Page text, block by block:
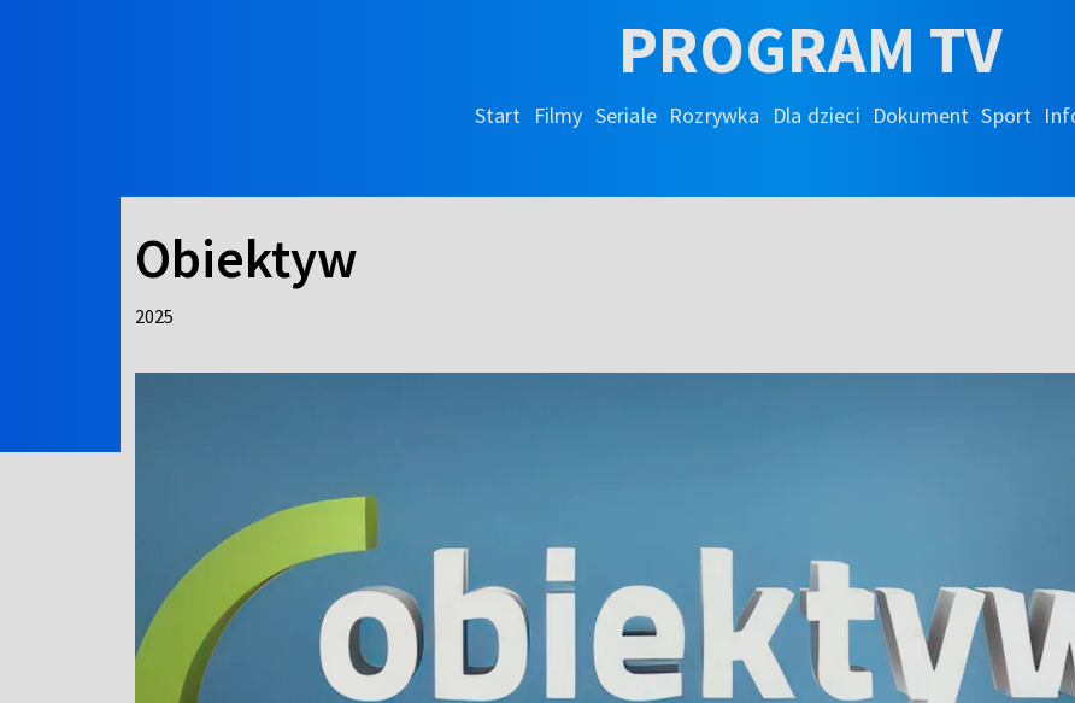
PROGRAM TV
Start Filmy Seriale Rozrywka Dla dzieci Dokument Sport
Obiektyw
2025